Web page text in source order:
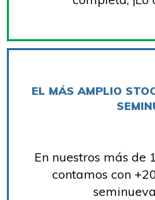
EL MÁS AMPLIO
En nuestros más de
contamos con